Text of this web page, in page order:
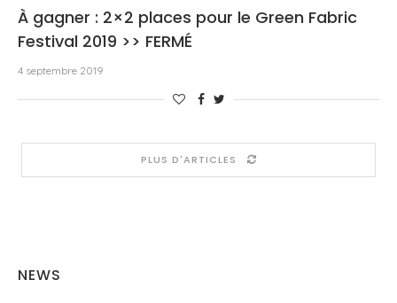
À gagner : 2×2 places pour le Green Fabric
Festival 2019 >> FERMÉ
4 septembre 2019
PLUS D'ARTICLES
NEWS